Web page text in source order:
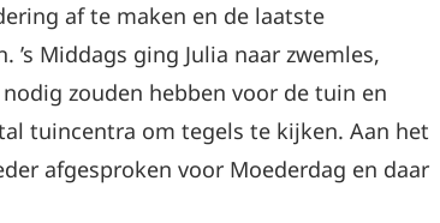
af te maken en de laatste
Middags ging Julia naar zwemles,
zouden hebben voor de tuin en
tuincentra om tegels te kijken. Aan het
afgesproken voor Moederdag en daar